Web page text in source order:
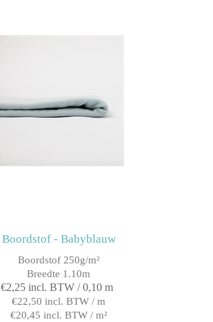
Boordstof - Babyblauw
Boordstof 250g/m²
Breedte 1.10m
€2,25 incl. BTW / 0,10 m
€22,50 incl. BTW / m
€20,45 incl. BTW / m²